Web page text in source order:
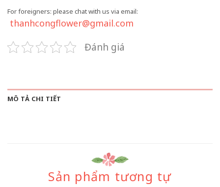
For foreigners: please chat with us via email:
thanhcongflower@gmail.com
Đánh giá
MÔ TẢ CHI TIẾT
Sản phẩm tương tự